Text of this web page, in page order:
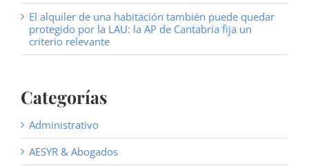
El alquiler de una habitación también puede quedar
protegido por la LAU: la AP de Cantabria fija un
criterio relevante
Categorías
Administrativo
AESYR & Abogados